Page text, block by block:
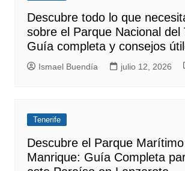
Descubre todo lo que
sobre el Parque Nacional del
Guía completa y consejos
Ismael Buendía julio 12, 2026
Tenerife
Descubre el Parque
Manrique: Guía Completa